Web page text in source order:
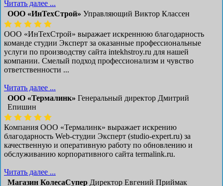
Читать далее ...
ООО «ИнТехСтрой» Управляющий Виктор Классен
ООО «ИнТехСтрой» выражает искреннюю благодарность
команде студии Эксперт за оказанные профессиональные
услуги по производству сайта intekhstroy.ru для нашей
компании. Смелый подход профессионализм и чувство
ответственности ...
Читать далее ...
ООО «Термалинк» Генеральный директор Дмитрий
Епишин
Компания ООО «Термалинк» выражает искрению
благодарность Web-студии Эксперт (studio-expert.ru) за
качественную и оперативную работу по обновлению и
обслуживанию корпоративного сайта termalink.ru.
Читать далее ...
Магазин КолесаСупер Директор ​Евгений Приймак